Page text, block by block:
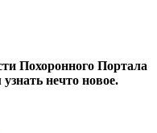
Похоронного Портала
нечто новое.